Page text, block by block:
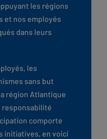
les régions
et nos employés
dans leurs
les
sans but
région Atlantique
comporte
initiatives, en voici